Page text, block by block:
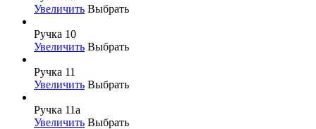
Увеличить Выбрать
Ручка 10
Увеличить Выбрать
Ручка 11
Увеличить Выбрать
Ручка 11а
Увеличить Выбрать